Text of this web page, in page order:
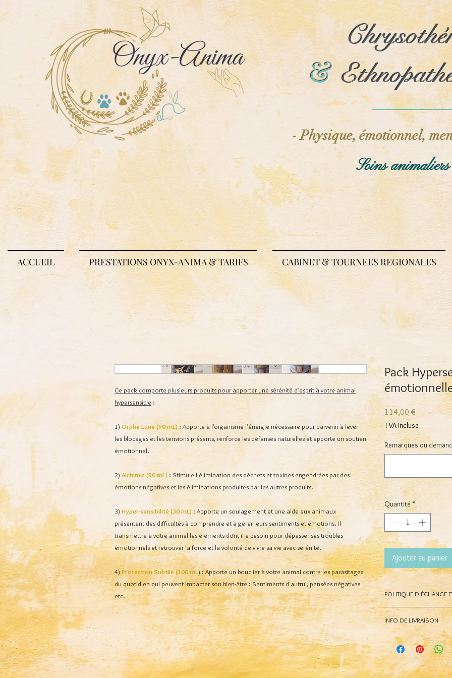
&
&
- Physique, émotionnel,
Soins
ACCUEIL PRESTATIONS ONYX-ANIMA & TARIFS CABINET & TOURNEES REGIONALES
Ce pack comporte plusieurs produits pour apporter une sérénité d'esprit à votre animal
hypersensible :
1) Orphe-Lune (90 mL) : Apporte à l'organisme l'énergie nécessaire pour parvenir à lever
les blocages et les tensions présents, renforce les défenses naturelles et apporte un soutien
émotionnel.
2) Alchimia (90 mL) : Stimule l'élimination des déchets et toxines engendrées par des
émotions négatives et les éliminations produites par les autres produits.
3) Hyper-sensibilité (30 mL): Apporte un soulagement et une aide aux animaux
présentant des difficultés à comprendre et à gérer leurs sentiments et émotions. Il
transmettra à votre animal les éléments dont il a besoin pour dépasser ses troubles
émotionnels et retrouver la force et la volonté de vivre sa vie avec sérénité.
4) Protection Subtile (100 mL) : Apporte un bouclier à votre animal contre les parasitages
du quotidien qui peuvent impacter son bien-être : Sentiments d'autrui, pensées négatives
etc.
Pack
114,00 € Prix
TVA Incluse
Remarques ou
Quantité *
Ajouter au panier
POLITIQUE D'ÉCHANGE
Aucun retour ni
expédition de la
Concernant les
volés lors de la
remplacement, si et
preuve irréfutable
que le colis a été livré
INFO DE LIVRAISON
Mode de livraisons
EN FRANCE & EN
Point relais avec